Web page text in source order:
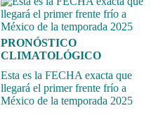
PRONÓSTICO
CLIMATOLÓGICO
Esta es la FECHA exacta que
llegará el primer frente frío a
México de la temporada 2025